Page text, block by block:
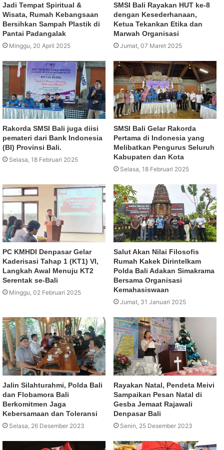
Jadi Tempat Spiritual &
Wisata, Rumah Kebangsaan
Bersihkan Sampah Plastik di
Pantai Padangalak
Minggu, 20 April 2025
SMSI Bali Rayakan HUT ke-8
dengan Kesederhanaan,
Ketua Tekankan Etika dan
Marwah Organisasi
Jumat, 07 Maret 2025
Rakorda SMSI Bali juga diisi
pemateri dari Bank Indonesia
(BI) Provinsi Bali.
Selasa, 18 Februari 2025
SMSI Bali Gelar Rakorda
Pertama di Indonesia yang
Melibatkan Pengurus Seluruh
Kabupaten dan Kota
Selasa, 18 Februari 2025
PC KMHDI Denpasar Gelar
Kaderisasi Tahap 1 (KT1) VI,
Langkah Awal Menuju KT2
Serentak se-Bali
Minggu, 02 Februari 2025
Salut Akan Nilai Filosofis
Rumah Kakek Dirintelkam
Polda Bali Adakan Simakrama
Bersama Organisasi
Kemahasiswaan
Jumat, 31 Januari 2025
Jalin Silahturahmi, Polda Bali
dan Flobamora Bali
Berkomitmen Jaga
Kebersamaan dan Toleransi
Selasa, 26 Desember 2023
Rayakan Natal, Pendeta Meivi
Sampaikan Pesan Natal di
Gesba Jemaat Rajawali
Denpasar Bali
Senin, 25 Desember 2023